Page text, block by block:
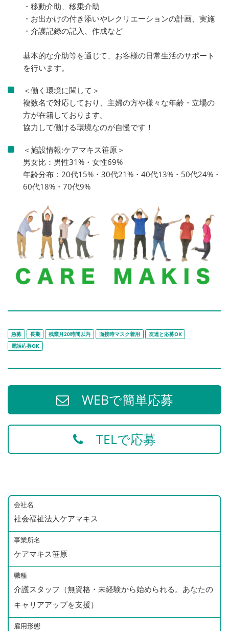
・移動介助、移乗介助
・お出かけの付き添いやレクリエーションの計画、実施
・介護記録の記入、作成など
基本的な介助等を通じて、お客様の日常生活のサポート
を行います。
＜働く環境に関して＞
複数名で対応しており、主婦の方や様々な年齢・立場の
方が在籍しております。
協力して働ける環境なのが自慢です！
＜施設情報:ケアマキス笹原＞
男女比：男性31%・女性69%
年齢分布：20代15%・30代21%・40代13%・50代24%・
60代18%・70代9%
急募 長期 残業月20時間以内 面接時マスク着用
友達と応募OK
電話応募OK
WEBで簡単応募
TELで応募
会社名
社会福祉法人ケアマキス
事業所名
ケアマキス笹原
職種
介護スタッフ（無資格・未経験から始められる。あなたの
キャリアアップを支援）
雇用形態